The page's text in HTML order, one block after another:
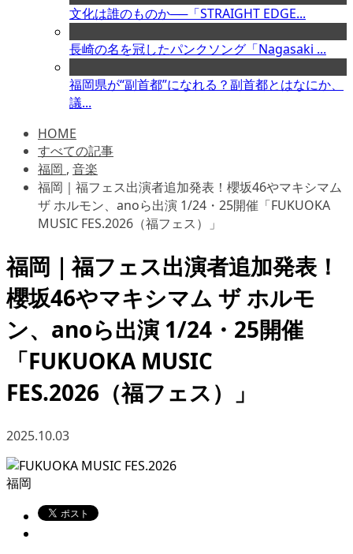
文化は誰のものか──「STRAIGHT EDGE...
長崎の名を冠したパンクソング「Nagasaki ...
福岡県が“副首都”になれる？副首都とはなにか、
議...
HOME
すべての記事
福岡 , 音楽
福岡｜福フェス出演者追加発表！櫻坂46やマキシマム
ザ ホルモン、anoら出演 1/24・25開催「FUKUOKA
MUSIC FES.2026（福フェス）」
福岡｜福フェス出演者追加発表！
櫻坂46やマキシマム ザ ホルモ
ン、anoら出演 1/24・25開催
「FUKUOKA MUSIC
FES.2026（福フェス）」
2025.10.03
福岡